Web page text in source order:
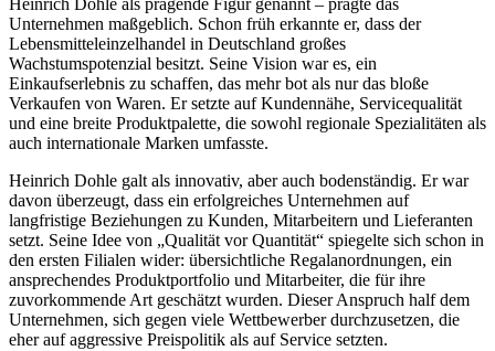
Heinrich Dohle als prägende Figur genannt – prägte das
Unternehmen maßgeblich. Schon früh erkannte er, dass der
Lebensmitteleinzelhandel in Deutschland großes
Wachstumspotenzial besitzt. Seine Vision war es, ein
Einkaufserlebnis zu schaffen, das mehr bot als nur das bloße
Verkaufen von Waren. Er setzte auf Kundennähe, Servicequalität
und eine breite Produktpalette, die sowohl regionale Spezialitäten als
auch internationale Marken umfasste.
Heinrich Dohle galt als innovativ, aber auch bodenständig. Er war
davon überzeugt, dass ein erfolgreiches Unternehmen auf
langfristige Beziehungen zu Kunden, Mitarbeitern und Lieferanten
setzt. Seine Idee von „Qualität vor Quantität“ spiegelte sich schon in
den ersten Filialen wider: übersichtliche Regalanordnungen, ein
ansprechendes Produktportfolio und Mitarbeiter, die für ihre
zuvorkommende Art geschätzt wurden. Dieser Anspruch half dem
Unternehmen, sich gegen viele Wettbewerber durchzusetzen, die
eher auf aggressive Preispolitik als auf Service setzten.